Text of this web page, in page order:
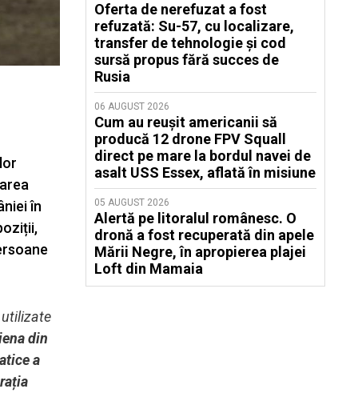
în
din
a
Oferta de nerefuzat a fost
refuzată: Su-57, cu localizare,
transfer de tehnologie și cod
sursă propus fără succes de
Rusia
06 AUGUST 2026
Cum au reușit americanii să
producă 12 drone FPV Squall
direct pe mare la bordul navei de
asalt USS Essex, aflată în misiune
05 AUGUST 2026
Alertă pe litoralul românesc. O
dronă a fost recuperată din apele
Mării Negre, în apropierea plajei
Loft din Mamaia